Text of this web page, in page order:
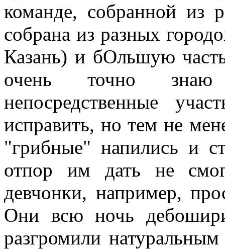
команде, собранной из
собрана из разных
Казань) и бОльшую
очень точно
непосредственные
исправить, но тем не
"грибные" напились и
отпор им дать не
девчонки, например,
Они всю ночь
разгромили